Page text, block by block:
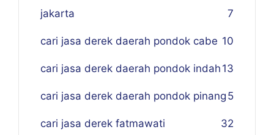
jakarta 7
cari jasa derek daerah pondok cabe 10
cari jasa derek daerah pondok indah 13
cari jasa derek daerah pondok pinang 5
cari jasa derek fatmawati 32